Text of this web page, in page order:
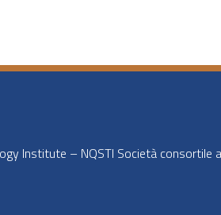
Institute – NQSTI Società consortile